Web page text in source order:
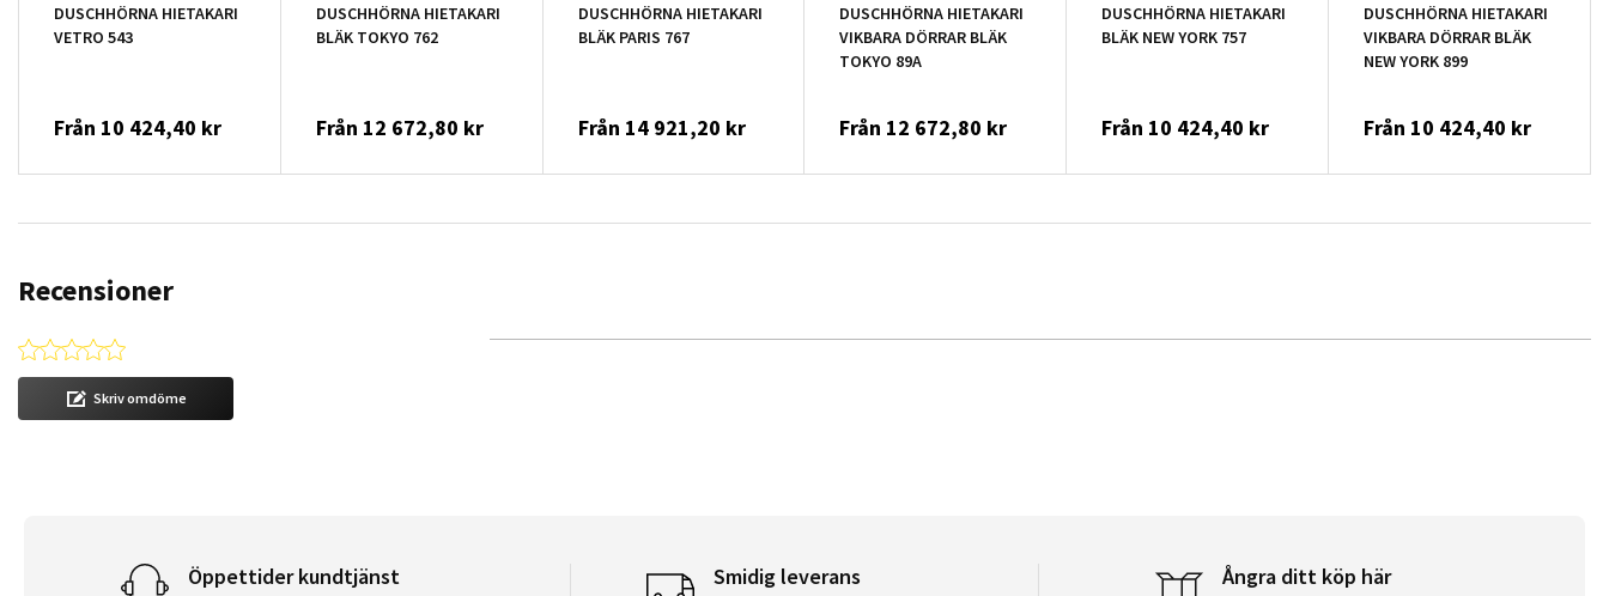
DUSCHHÖRNA HIETAKARI
VETRO 543
Från 10 424,40 kr
DUSCHHÖRNA HIETAKARI
BLÄK TOKYO 762
Från 12 672,80 kr
DUSCHHÖRNA HIETAKARI
BLÄK PARIS 767
Från 14 921,20 kr
DUSCHHÖRNA HIETAKARI
VIKBARA DÖRRAR BLÄK
TOKYO 89A
Från 12 672,80 kr
DUSCHHÖRNA HIETAKARI
BLÄK NEW YORK 757
Från 10 424,40 kr
DUSCHHÖRNA HIETAKARI
VIKBARA DÖRRAR BLÄK
NEW YORK 899
Från 10 424,40 kr
Recensioner
0.0 star rating
Skriv omdöme
Öppettider kundtjänst Smidig leverans Ångra ditt köp här